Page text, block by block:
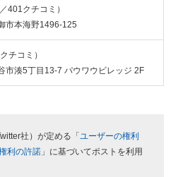
401クチコミ）
市本海野1496-125
チコミ）
市湊5丁目13-7 パウワウビレッジ 2F
社）が定める「 ユーザーの権利
利の許諾 」に基づいてポストを利用